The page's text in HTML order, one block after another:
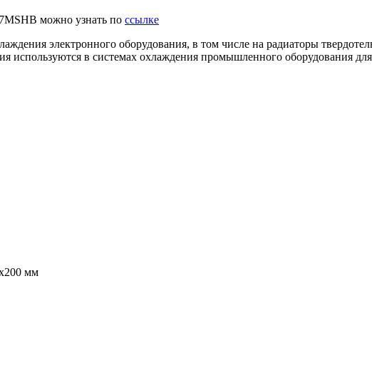
можно узнать по ссылке
электронного оборудования, в том числе на радиаторы
используются в системах охлаждения промышленного оборудования
мм